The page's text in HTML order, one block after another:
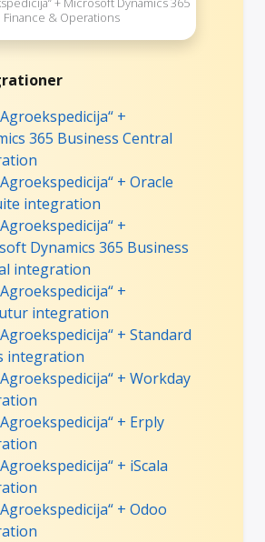
Finance & Operations
+
365 Business Central
+ Oracle
integration
+
Dynamics 365 Business
integration
+
integration
+ Standard
integration
+ Workday
+ Erply
+ iScala
+ Odoo